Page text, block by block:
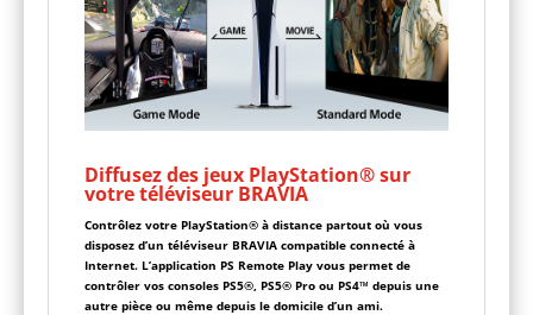
Diffusez des jeux PlayStation® sur
votre téléviseur BRAVIA
Contrôlez votre PlayStation® à distance partout où vous
disposez d’un téléviseur BRAVIA compatible connecté à
Internet. L’application PS Remote Play vous permet de
contrôler vos consoles PS5®, PS5® Pro ou PS4™ depuis une
autre pièce ou même depuis le domicile d’un ami.